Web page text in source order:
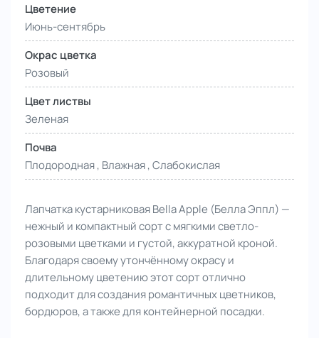
Цветение
Июнь-сентябрь
Окрас цветка
Розовый
Цвет листвы
Зеленая
Почва
Плодородная , Влажная , Слабокислая
Лапчатка кустарниковая Bella Apple (Белла Эппл) —
нежный и компактный сорт с мягкими светло-
розовыми цветками и густой, аккуратной кроной.
Благодаря своему утончённому окрасу и
длительному цветению этот сорт отлично
подходит для создания романтичных цветников,
бордюров, а также для контейнерной посадки.